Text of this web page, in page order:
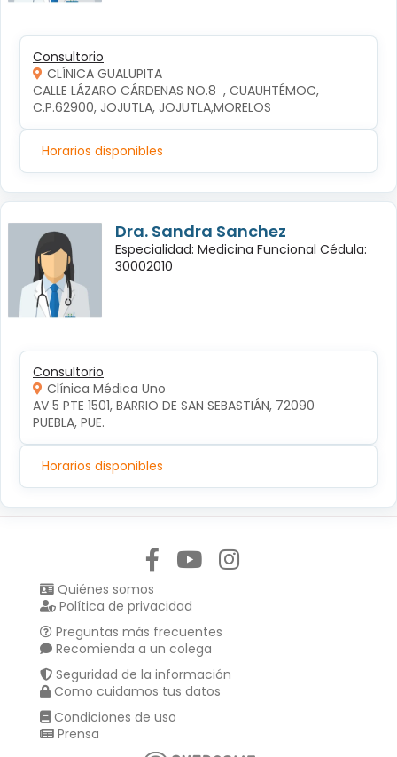
Consultorio
CLÍNICA GUALUPITA
CALLE LÁZARO CÁRDENAS NO.8  , CUAUHTÉMOC,
C.P.62900, JOJUTLA, JOJUTLA,MORELOS
Horarios disponibles
Dra. Sandra Sanchez
Especialidad: Medicina Funcional Cédula:
30002010
Consultorio
Clínica Médica Uno
AV 5 PTE 1501, BARRIO DE SAN SEBASTIÁN, 72090
PUEBLA, PUE.
Horarios disponibles
Quiénes somos
Política de privacidad
Preguntas más frecuentes
Recomienda a un colega
Seguridad de la información
Como cuidamos tus datos
Condiciones de uso
Prensa